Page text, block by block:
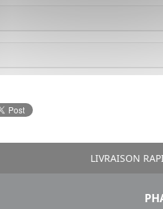
LIVRAISON